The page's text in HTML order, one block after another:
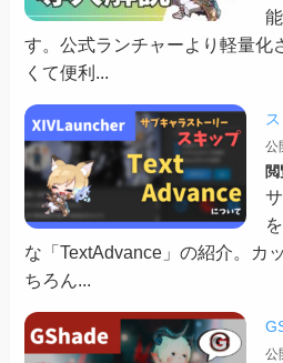
す。公式ランチャーより軽量化
くて便利...
公
な「TextAdvance」の紹介。カ
ちろん...
公